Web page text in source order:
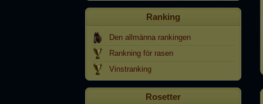
Ranking
Den allmänna rankingen
Rankning för rasen
Vinstranking
Rosetter